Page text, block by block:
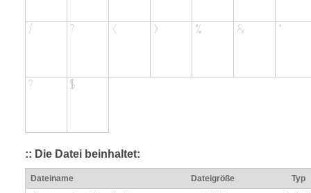
:: Die Datei beinhaltet:
Dateiname Dateigröße Typ